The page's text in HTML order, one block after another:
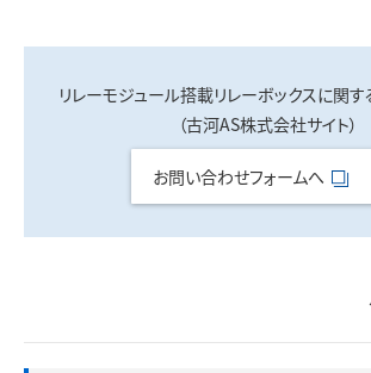
リレーモジュール搭載リレーボックスに関
（古河AS株式会社サイト）
お問い合わせフォームへ